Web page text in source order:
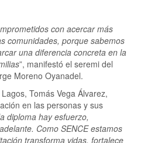
con acercar más
comunidades, porque sabemos
una diferencia concreta en la
”, manifestó el seremi del
Moreno Oyanadel.
Tomás Vega Álvarez,
en las personas y sus
diploma hay esfuerzo,
Como SENCE estamos
transforma vidas, fortalece